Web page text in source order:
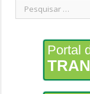
Portal